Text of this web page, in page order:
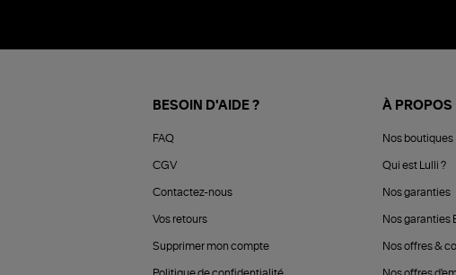
BESOIN D'AIDE ?
FAQ
CGV
Contactez-nous
Vos retours
Supprimer mon compte
À PROPOS
Nos boutiques
Qui est Lulli ?
Nos garanties
Nos garanties
Nos offres &